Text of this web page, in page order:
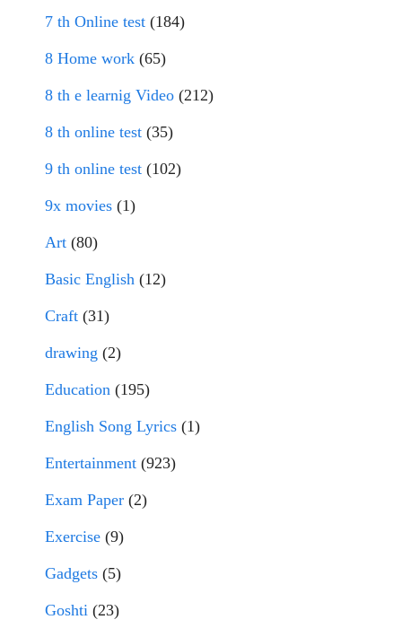
7 th Online test (184)
8 Home work (65)
8 th e learnig Video (212)
8 th online test (35)
9 th online test (102)
9x movies (1)
Art (80)
Basic English (12)
Craft (31)
drawing (2)
Education (195)
English Song Lyrics (1)
Entertainment (923)
Exam Paper (2)
Exercise (9)
Gadgets (5)
Goshti (23)